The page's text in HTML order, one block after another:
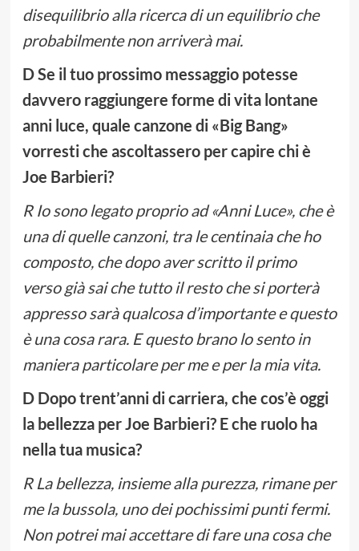
disequilibrio alla ricerca di un equilibrio che
probabilmente non arriverà mai.
D Se il tuo prossimo messaggio potesse
davvero raggiungere forme di vita lontane
anni luce, quale canzone di «Big Bang»
vorresti che ascoltassero per capire chi è
Joe Barbieri?
R Io sono legato proprio ad «Anni Luce», che è
una di quelle canzoni, tra le centinaia che ho
composto, che dopo aver scritto il primo
verso già sai che tutto il resto che si porterà
appresso sarà qualcosa d’importante e questo
è una cosa rara. E questo brano lo sento in
maniera particolare per me e per la mia vita.
D Dopo trent’anni di carriera, che cos’è oggi
la bellezza per Joe Barbieri? E che ruolo ha
nella tua musica?
R La bellezza, insieme alla purezza, rimane per
me la bussola, uno dei pochissimi punti fermi.
Non potrei mai accettare di fare una cosa che